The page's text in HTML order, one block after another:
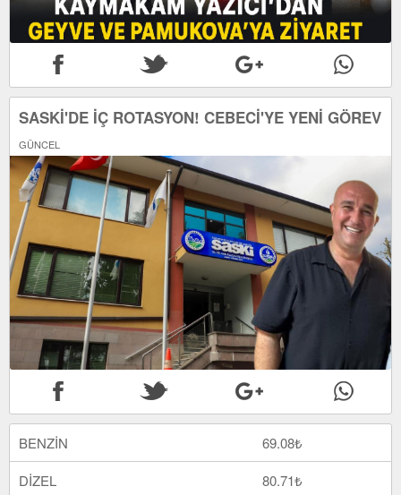
SASKİ'DE İÇ ROTASYON! CEBECİ'YE YENİ GÖREV
GÜNCEL
BENZİN
69.08₺
DİZEL
80.71₺